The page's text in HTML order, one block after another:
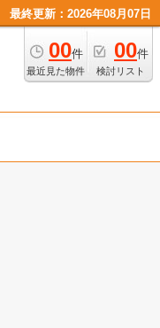
最終更新：2026年08月07日
00件
最近見た物件
00件
検討リスト